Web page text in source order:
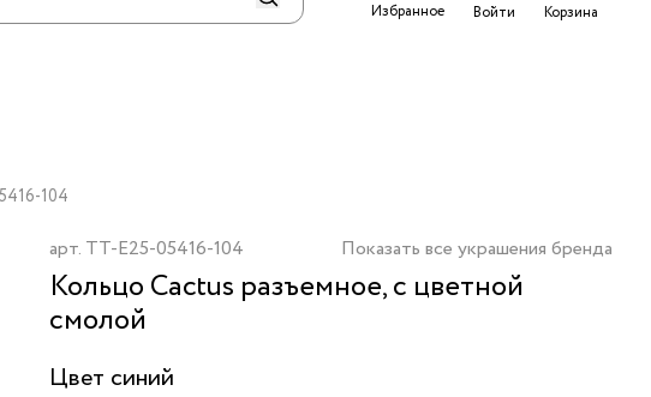
Избранное
Войти
Корзина
104
арт. TT-E25-05416-104 Показать все украшения бренда
Кольцо Cactus разъемное, с цветной
смолой
Цвет синий